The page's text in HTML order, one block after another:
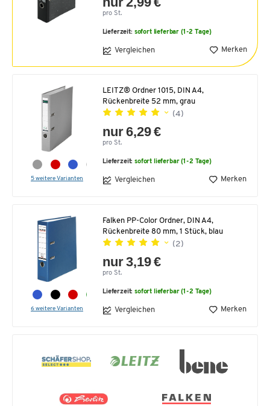
pro St.
Lieferzeit: sofort lieferbar (1-2 Tage)
Vergleichen Merken
5 weitere Varianten
LEITZ® Ordner 1015, DIN A4,
Rückenbreite 52 mm, grau
(4)
nur 6,29 €
pro St.
Lieferzeit:sofort lieferbar (1-2 Tage)
Vergleichen Merken
6 weitere Varianten
Falken PP-Color Ordner, DIN A4,
Rückenbreite 80 mm, 1 Stück, blau
(2)
nur 3,19 €
pro St.
Lieferzeit:sofort lieferbar (1-2 Tage)
Vergleichen Merken